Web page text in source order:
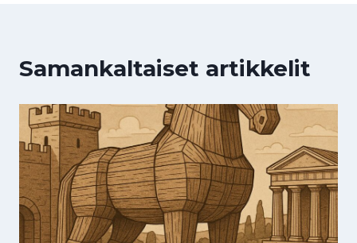
Samankaltaiset artikkelit